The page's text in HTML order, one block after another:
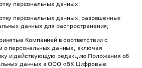
персональных данных;
персональных данных, разрешенных
данных для распространения;
Компанией в соответствии с
о персональных данных, включая
и действующую редакцию Положения об
данных в ООО «ВК Цифровые